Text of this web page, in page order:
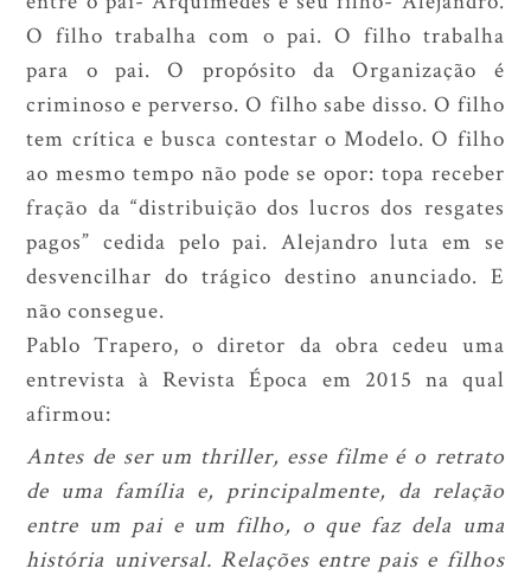
O filho trabalha com o pai. O filho trabalha
para o pai. O propósito da Organização é
criminoso e perverso. O filho sabe disso. O filho
tem crítica e busca contestar o Modelo. O filho
ao mesmo tempo não pode se opor: topa receber
fração da “distribuição dos lucros dos resgates
pagos” cedida pelo pai. Alejandro luta em se
desvencilhar do trágico destino anunciado. E
não consegue.
Pablo Trapero, o diretor da obra cedeu uma
entrevista à Revista Época em 2015 na qual
afirmou:
Antes de ser um thriller, esse filme é o retrato
de uma família e, principalmente, da relação
entre um pai e um filho, o que faz dela uma
história universal. Relações entre pais e filhos